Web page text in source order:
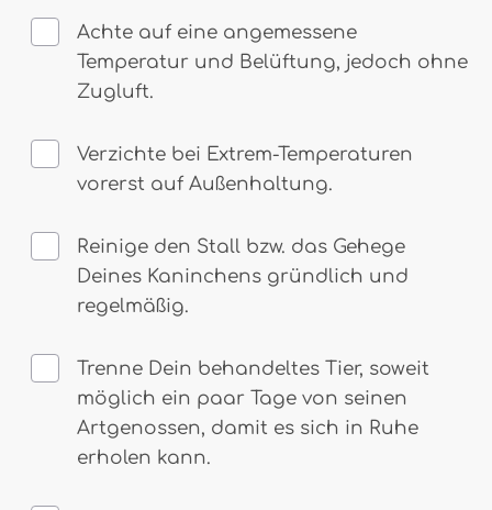
Achte auf eine angemessene
Temperatur und Belüftung, jedoch ohne
Zugluft.
Verzichte bei Extrem-Temperaturen
vorerst auf Außenhaltung.
Reinige den Stall bzw. das Gehege
Deines Kaninchens gründlich und
regelmäßig.
Trenne Dein behandeltes Tier, soweit
möglich ein paar Tage von seinen
Artgenossen, damit es sich in Ruhe
erholen kann.